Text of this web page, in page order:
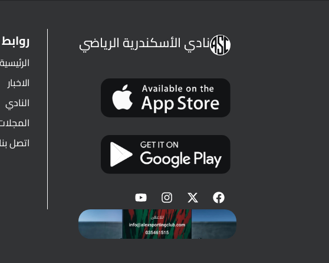
نادي الأسكندرية الرياضي
الرئيسية
الاخبار
النادي
اتصل بنا